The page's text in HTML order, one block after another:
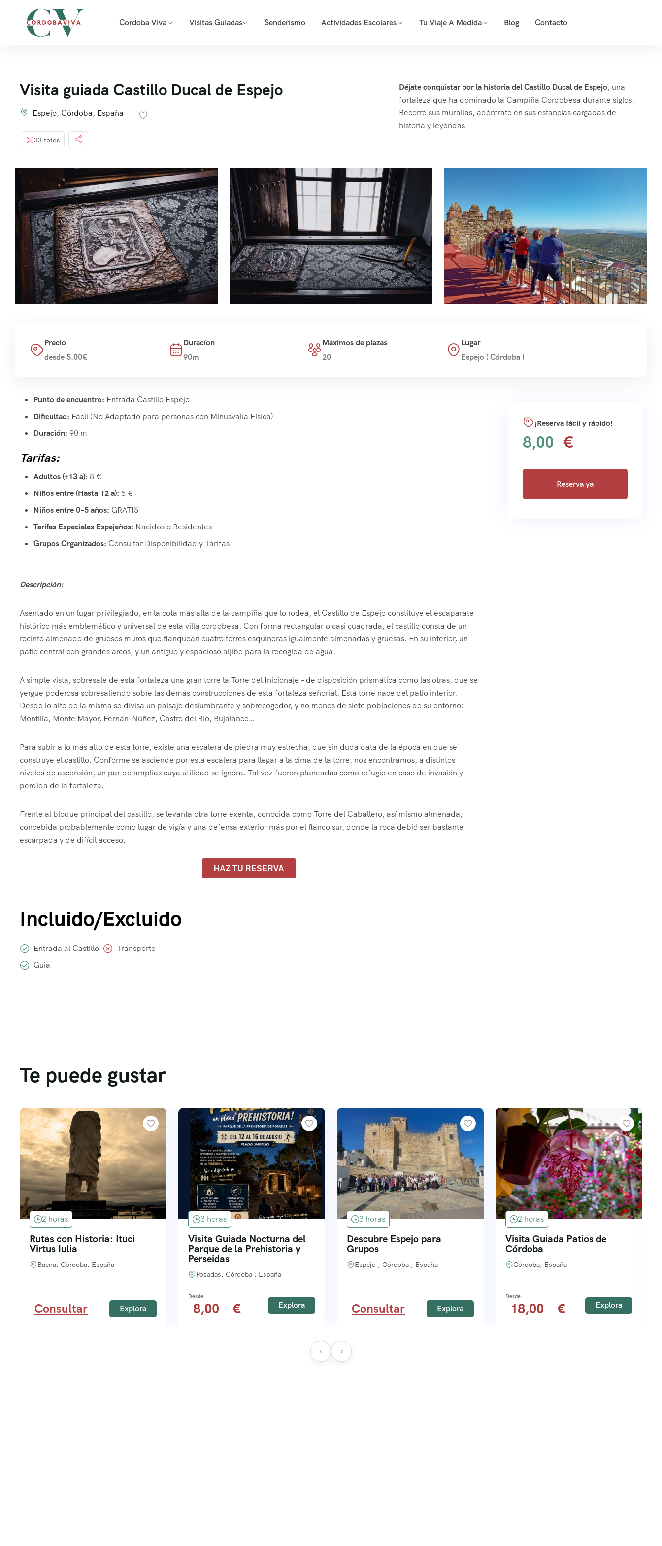
Cordoba Viva Visitas Guiadas Senderismo Actividades Escolares Tu Viaje A Medida Blog Contacto
Visita guiada Castillo Ducal de Espejo
Espejo, Córdoba, España
33 fotos
Déjate conquistar por la historia del Castillo Ducal de Espejo, una
fortaleza que ha dominado la Campiña Cordobesa durante siglos.
Recorre sus murallas, adéntrate en sus estancias cargadas de
historia y leyendas
Precio
desde 5.00€
Duracíon
90m
Máximos de plazas
20
Lugar
Espejo ( Córdoba )
Punto de encuentro: Entrada Castillo Espejo
Dificultad: Fácil (No Adaptado para personas con Minusvalía Física)
Duración: 90 m
Tarifas:
Adultos (+13 a): 8 €
Niños entre (Hasta 12 a): 5 €
Niños entre 0–5 años: GRATIS
Tarifas Especiales Espejeños: Nacidos o Residentes
Grupos Organizados: Consultar Disponibilidad y Tarifas
Descripción:
Asentado en un lugar privilegiado, en la cota más alta de la campiña que lo rodea, el Castillo de Espejo constituye el escaparate
histórico más emblemático y universal de esta villa cordobesa. Con forma rectangular o casi cuadrada, el castillo consta de un
recinto almenado de gruesos muros que flanquean cuatro torres esquineras igualmente almenadas y gruesas. En su interior, un
patio central con grandes arcos, y un antiguo y espacioso aljibe para la recogida de agua.
A simple vista, sobresale de esta fortaleza una gran torre la Torre del Inicionaje – de disposición prismática como las otras, que se
yergue poderosa sobresaliendo sobre las demás construcciones de esta fortaleza señorial. Esta torre nace del patio interior.
Desde lo alto de la misma se divisa un paisaje deslumbrante y sobrecogedor, y no menos de siete poblaciones de su entorno:
Montilla, Monte Mayor, Fernán-Núñez, Castro del Rio, Bujalance…
Para subir a lo más alto de esta torre, existe una escalera de piedra muy estrecha, que sin duda data de la época en que se
construye el castillo. Conforme se asciende por esta escalera para llegar a la cima de la torre, nos encontramos, a distintos
niveles de ascensión, un par de amplias cuya utilidad se ignora. Tal vez fueron planeadas como refugio en caso de invasión y
perdida de la fortaleza.
Frente al bloque principal del castillo, se levanta otra torre exenta, conocida como Torre del Caballero, así mismo almenada,
concebida probablemente como lugar de vigía y una defensa exterior más por el flanco sur, donde la roca debió ser bastante
escarpada y de difícil acceso.
HAZ TU RESERVA
Incluido/Excluido
Entrada al Castillo
Guia
Transporte
¡Reserva fácil y rápido!
8,00
Reserva ya
Te puede gustar
2 horas
Rutas con Historia: Ituci
Virtus Iulia
Baena, Córdoba, España
Consultar Explora
3 horas
Visita Guiada Nocturna del
Parque de la Prehistoria y
Perseidas
Posadas, Córdoba , España
8,00 Explora
3 horas
Descubre Espejo para
Grupos
Espejo , Córdoba , España
Consultar Explora
2 horas
Visita Guiada Patios de
Córdoba
Córdoba, España
18,00 Explora